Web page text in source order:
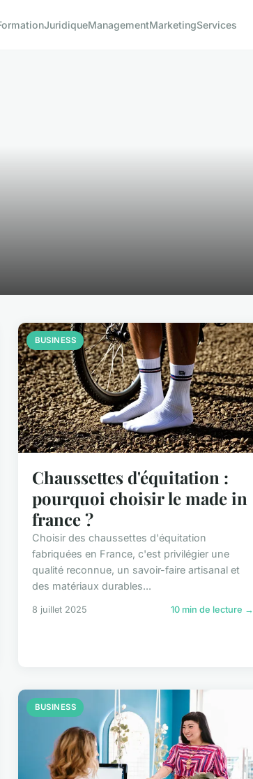
JuridiqueManagementMarketingServices
BUSINESS
Chaussettes d'équitation :
pourquoi choisir le made in
france ?
Choisir des chaussettes d'équitation
fabriquées en France, c'est privilégier une
qualité reconnue, un savoir-faire artisanal et
des matériaux durables...
8 juillet 2025 10 min de lecture →
BUSINESS